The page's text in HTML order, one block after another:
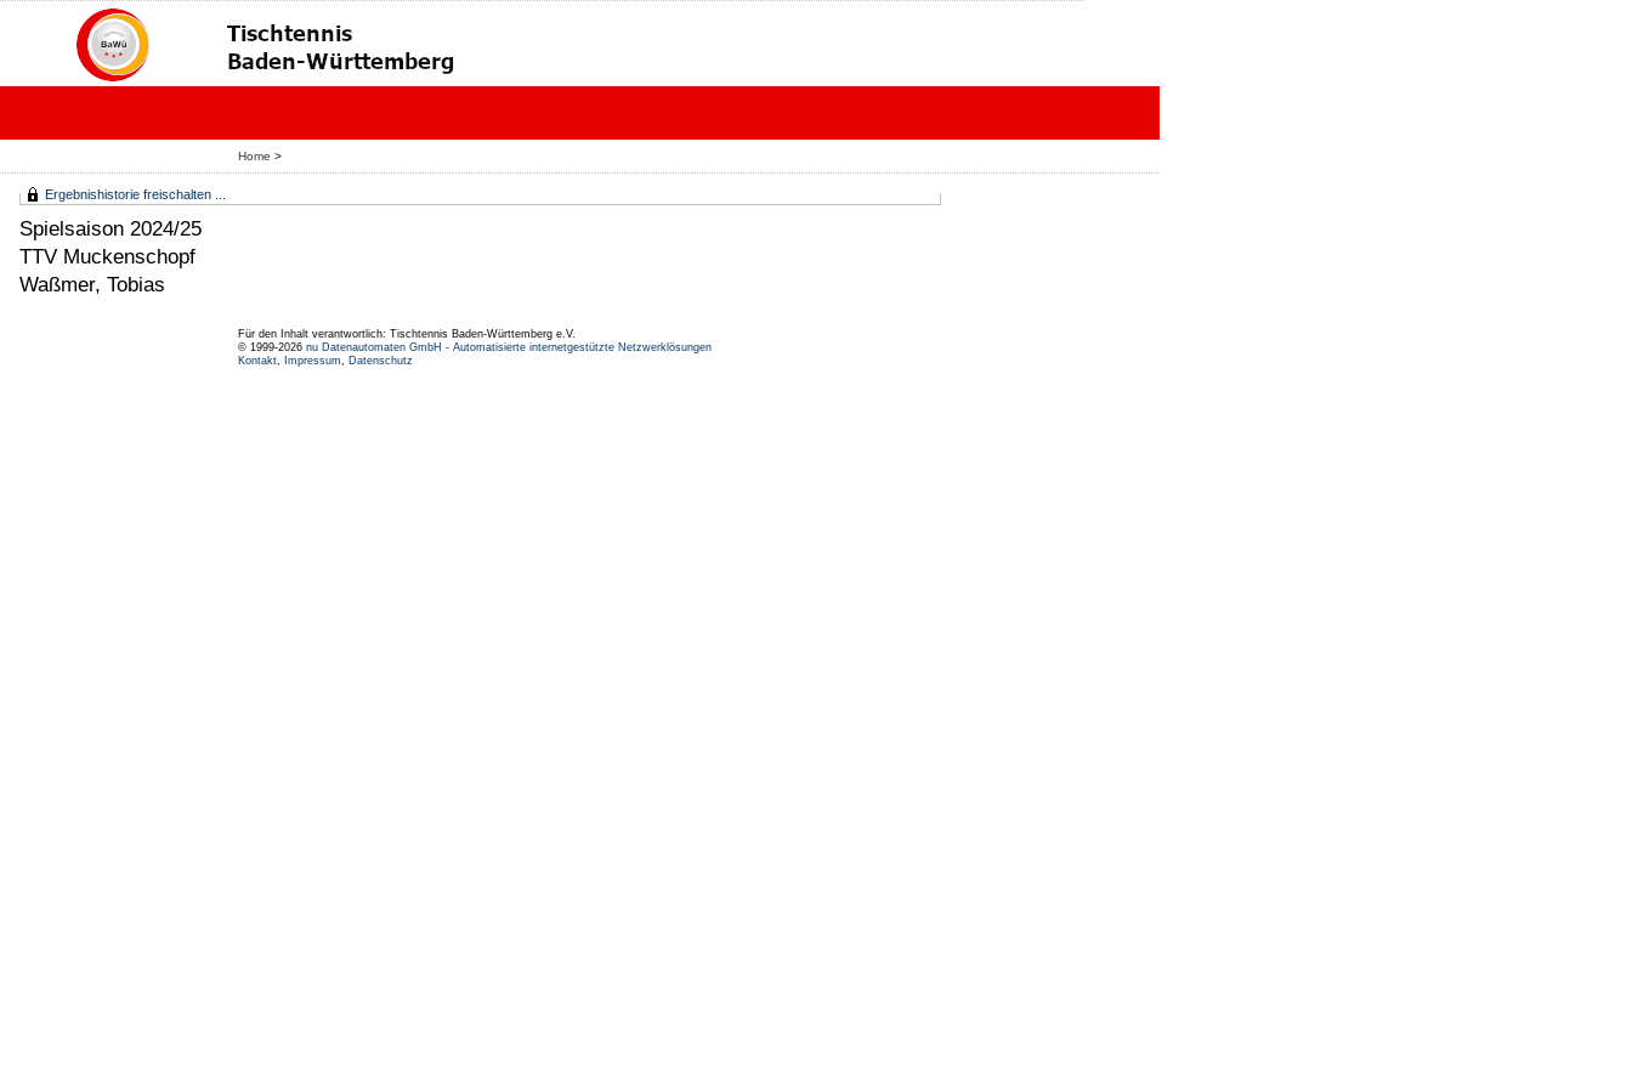
Home >
Ergebnishistorie freischalten ...
Spielsaison 2024/25
TTV Muckenschopf
Waßmer, Tobias
Für den Inhalt verantwortlich: Tischtennis Baden-Württemberg e.V.
© 1999-2026 nu Datenautomaten GmbH - Automatisierte internetgestützte Netzwerklösungen
Kontakt, Impressum, Datenschutz